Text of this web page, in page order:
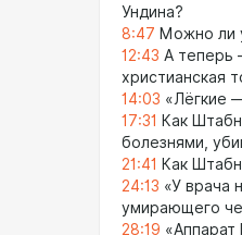
Ундина?
8:47 Можно ли
12:43 А теперь
христианская
14:03 «Лёгкие
17:31 Как
болезнями,
21:41 Как
24:13 «У врача
умирающего
28:19